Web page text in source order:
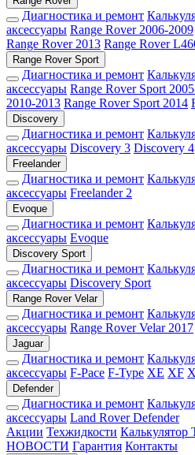
Диагностика и ремонт
аксессуары Range Rover 2006-2009
Range Rover 2013 Range Rover
Range Rover Sport
Диагностика и ремонт
аксессуары Range Rover Sport
2010-2013 Range Rover Sport 2014
Discovery
Диагностика и ремонт
аксессуары Discovery 3 Discovery 4
Freelander
Диагностика и ремонт
аксессуары Freelander 2
Evoque
Диагностика и ремонт
аксессуары Evoque
Discovery Sport
Диагностика и ремонт
аксессуары Discovery Sport
Range Rover Velar
Диагностика и ремонт
аксессуары Range Rover Velar 2017
Jaguar
Диагностика и ремонт
аксессуары F-Pace F-Type XE XF
Defender
Диагностика и ремонт
аксессуары Land Rover Defender
Акции Техжидкости Калькулятор
НОВОСТИ Гарантия Контакты